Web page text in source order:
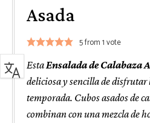
Asada
5from 1 vote
EstaEnsalada de Calabaza
deliciosa y sencilla de disfrutar
temporada. Cubos asados de
combinan con una mezcla de